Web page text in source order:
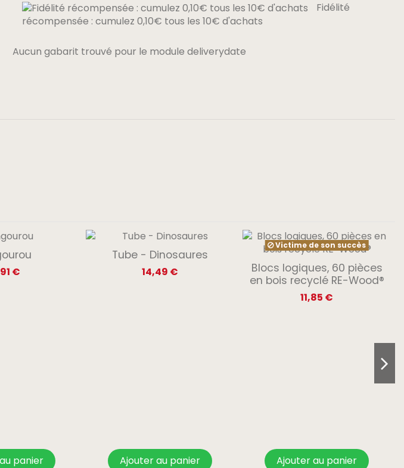
Fidélité
récompensée : cumulez 0,10€ tous les 10€ d'achats
Aucun gabarit trouvé pour le module deliverydate
€
panier
Tube - Dinosaures
14,49 €
Ajouter au panier
Victime de son succès
Blocs logiques, 60 pièces
en bois recyclé RE-Wood®
11,85 €
Ajouter au panier